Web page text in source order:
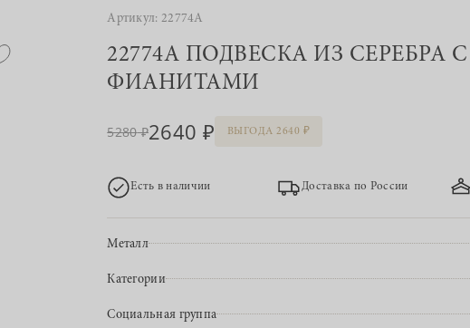
Артикул: 22774А
22774А ПОДВЕСКА ИЗ СЕРЕБРА С
ФИАНИТАМИ
5280 2640 ВЫГОДА 2640
Есть в наличии Доставка по России
Металл
Категории
Социальная группа